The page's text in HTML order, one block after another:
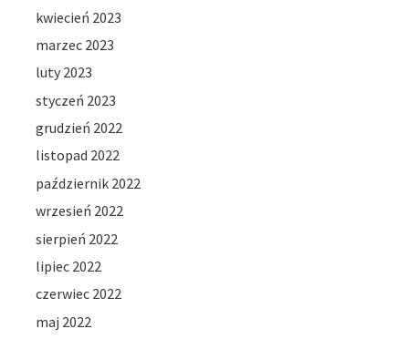
kwiecień 2023
marzec 2023
luty 2023
styczeń 2023
grudzień 2022
listopad 2022
październik 2022
wrzesień 2022
sierpień 2022
lipiec 2022
czerwiec 2022
maj 2022